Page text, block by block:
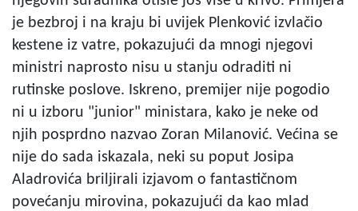
je bezbroj i na kraju bi uvijek Plenković izvlačio
kestene iz vatre, pokazujući da mnogi njegovi
ministri naprosto nisu u stanju odraditi ni
rutinske poslove. Iskreno, premijer nije pogodio
ni u izboru "junior" ministara, kako je neke od
njih posprdno nazvao Zoran Milanović. Većina se
nije do sada iskazala, neki su poput Josipa
Aladrovića briljirali izjavom o fantastičnom
povećanju mirovina, pokazujući da kao mlad